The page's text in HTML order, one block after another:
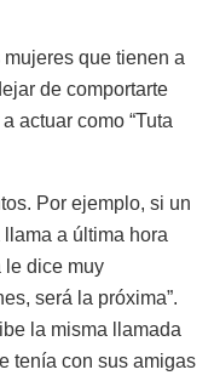
que tienen a
de comportarte
actuar como “Tuta
Por ejemplo, si un
a última hora
le dice muy
será la próxima”.
la misma llamada
tenía con sus amigas